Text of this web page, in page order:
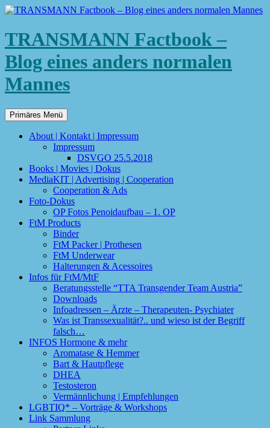
TRANSMANN Factbook –
Blog eines anders normalen
Mannes
Suchen
Primäres Menü Zum
Inhalt
springen
About | Kontakt | Impressum
Impressum
DSVGO 25.5.2018
Books | Movies | Dokus
MediaKIT | Advertising | Cooperation
Cooperation & Ads
Foto-Dokus
OP Fotos Penoidaufbau – 1. OP
FtM Products
Binder
FtM Packer | Prothesen
FtM Underwear
Halterungen & Acessoires
Infos für FtM/MtF
Beratungsstelle “TTA Transgender Team Austria”
Downloads
Infoadressen – Ärzte – Therapeuten- Psychiater
Was ist Transsexualität?.. und wieso ist der Begriff
falsch…
INFOS Hormone & mehr
Aromatase & Hemmer
Bart & Hautpflege
DHEA
Testosteron
Vermännlichung | Empfehlungen
LGBTIQ* – Vorträge & Workshops
Link Sammlung